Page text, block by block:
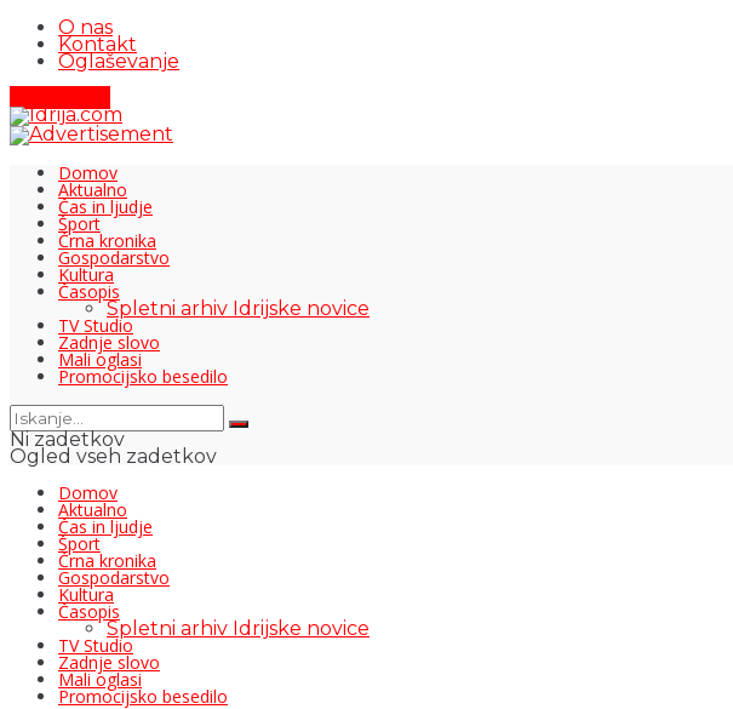
O nas
Kontakt
Oglaševanje
Domov
Aktualno
Čas in ljudje
Šport
Črna kronika
Gospodarstvo
Kultura
Časopis
Spletni arhiv Idrijske novice
TV Studio
Zadnje slovo
Mali oglasi
Promocijsko besedilo
Ni zadetkov
Ogled vseh zadetkov
Domov
Aktualno
Čas in ljudje
Šport
Črna kronika
Gospodarstvo
Kultura
Časopis
Spletni arhiv Idrijske novice
TV Studio
Zadnje slovo
Mali oglasi
Promocijsko besedilo